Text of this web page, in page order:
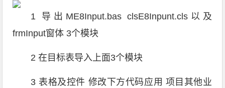
1 导出ME8Input.bas clsE8Inpunt.cls以及
frmInput窗体 3个模块
2 在目标表导入上面3个模块
3 表格及控件 修改下方代码应用 项目其他业